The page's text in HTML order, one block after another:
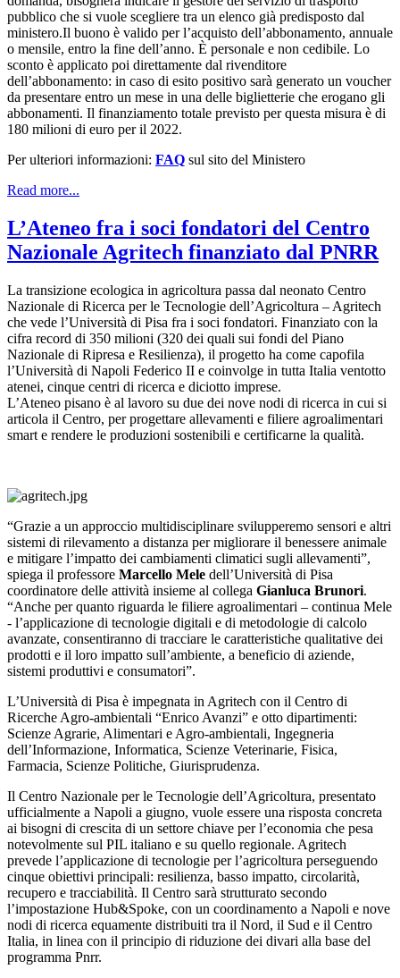
pubblico che si vuole scegliere tra un elenco già predisposto dal
ministero.Il buono è valido per l’acquisto dell’abbonamento, annuale
o mensile, entro la fine dell’anno. È personale e non cedibile. Lo
sconto è applicato poi direttamente dal rivenditore
dell’abbonamento: in caso di esito positivo sarà generato un voucher
da presentare entro un mese in una delle biglietterie che erogano gli
abbonamenti. Il finanziamento totale previsto per questa misura è di
180 milioni di euro per il 2022.
Per ulteriori informazioni: FAQ sul sito del Ministero
Read more...
L’Ateneo fra i soci fondatori del Centro
Nazionale Agritech finanziato dal PNRR
La transizione ecologica in agricoltura passa dal neonato Centro
Nazionale di Ricerca per le Tecnologie dell’Agricoltura – Agritech
che vede l’Università di Pisa fra i soci fondatori. Finanziato con la
cifra record di 350 milioni (320 dei quali sui fondi del Piano
Nazionale di Ripresa e Resilienza), il progetto ha come capofila
l’Università di Napoli Federico II e coinvolge in tutta Italia ventotto
atenei, cinque centri di ricerca e diciotto imprese.
L’Ateneo pisano è al lavoro su due dei nove nodi di ricerca in cui si
articola il Centro, per progettare allevamenti e filiere agroalimentari
smart e rendere le produzioni sostenibili e certificarne la qualità.
“Grazie a un approccio multidisciplinare svilupperemo sensori e altri
sistemi di rilevamento a distanza per migliorare il benessere animale
e mitigare l’impatto dei cambiamenti climatici sugli allevamenti”,
spiega il professore Marcello Mele dell’Università di Pisa
coordinatore delle attività insieme al collega Gianluca Brunori.
“Anche per quanto riguarda le filiere agroalimentari – continua Mele
- l’applicazione di tecnologie digitali e di metodologie di calcolo
avanzate, consentiranno di tracciare le caratteristiche qualitative dei
prodotti e il loro impatto sull’ambiente, a beneficio di aziende,
sistemi produttivi e consumatori”.
L’Università di Pisa è impegnata in Agritech con il Centro di
Ricerche Agro-ambientali “Enrico Avanzi” e otto dipartimenti:
Scienze Agrarie, Alimentari e Agro-ambientali, Ingegneria
dell’Informazione, Informatica, Scienze Veterinarie, Fisica,
Farmacia, Scienze Politiche, Giurisprudenza.
Il Centro Nazionale per le Tecnologie dell’Agricoltura, presentato
ufficialmente a Napoli a giugno, vuole essere una risposta concreta
ai bisogni di crescita di un settore chiave per l’economia che pesa
notevolmente sul PIL italiano e su quello regionale. Agritech
prevede l’applicazione di tecnologie per l’agricoltura perseguendo
cinque obiettivi principali: resilienza, basso impatto, circolarità,
recupero e tracciabilità. Il Centro sarà strutturato secondo
l’impostazione Hub&Spoke, con un coordinamento a Napoli e nove
nodi di ricerca equamente distribuiti tra il Nord, il Sud e il Centro
Italia, in linea con il principio di riduzione dei divari alla base del
programma Pnrr.